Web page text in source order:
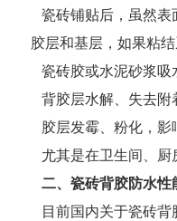
瓷砖铺贴后，虽然表
胶层和基层，如果粘
瓷砖胶或水泥砂浆吸
背胶层水解、失去附
胶层发霉、粉化，影
尤其是在卫生间、厨
二、瓷砖背胶防水性
目前国内关于瓷砖背